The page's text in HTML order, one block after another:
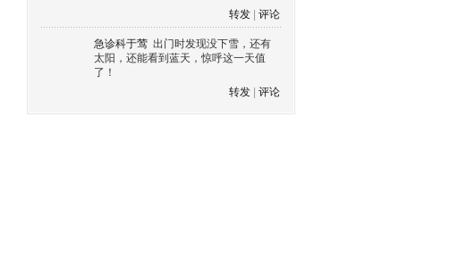
转发
评论
急诊科于莺 出门时发现没下雪，还有
太阳，还能看到蓝天，惊呼这一天值
了！
转发
评论